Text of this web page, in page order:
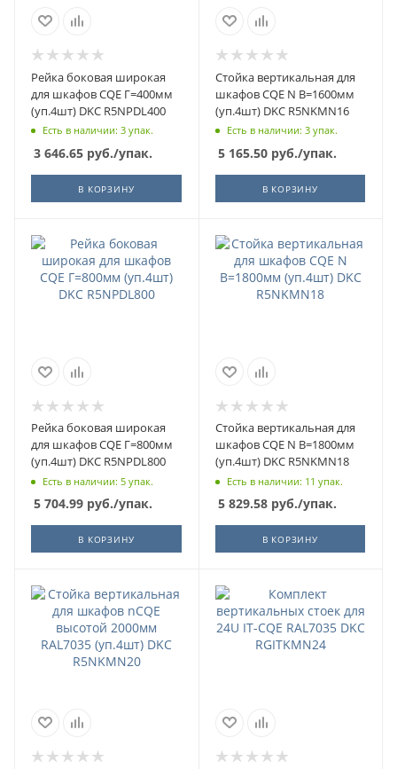
Рейка боковая широкая
для шкафов CQE Г=400мм
(уп.4шт) DKC R5NPDL400
Есть в наличии: 3 упак.
3 646.65 руб./упак.
В КОРЗИНУ
Стойка вертикальная для
шкафов CQE N В=1600мм
(уп.4шт) DKC R5NKMN16
Есть в наличии: 3 упак.
5 165.50руб./упак.
В КОРЗИНУ
Рейка боковая широкая
для шкафов CQE Г=800мм
(уп.4шт) DKC R5NPDL800
Есть в наличии: 5 упак.
5 704.99 руб./упак.
В КОРЗИНУ
Стойка вертикальная для
шкафов CQE N В=1800мм
(уп.4шт) DKC R5NKMN18
Есть в наличии: 11 упак.
5 829.58руб./упак.
В КОРЗИНУ